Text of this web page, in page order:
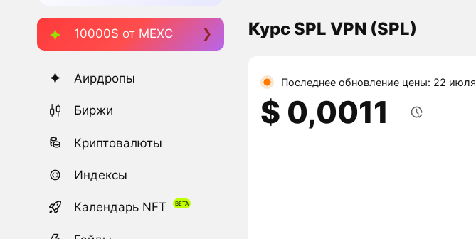
10000$ от MEXC
Аирдропы
Биржи
Криптовалюты
Индексы
Календарь NFT
Курс SPL VPN (SPL)
Последнее обновление цены: 22 июля
$ 0,0011